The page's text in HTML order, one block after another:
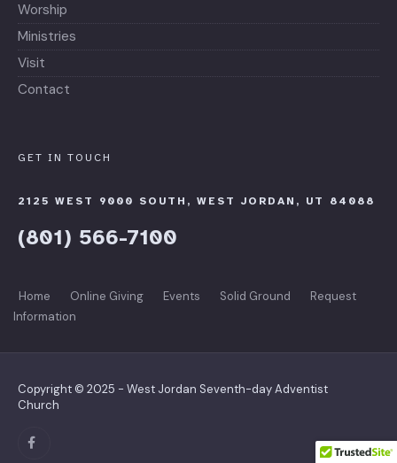
Worship
Ministries
Visit
Contact
GET IN TOUCH
2125 WEST 9000 SOUTH, WEST JORDAN, UT 84088
(801) 566-7100
Home Online Giving Events Solid Ground
Request
Information
Copyright © 2025 - West Jordan Seventh-day Adventist
Church